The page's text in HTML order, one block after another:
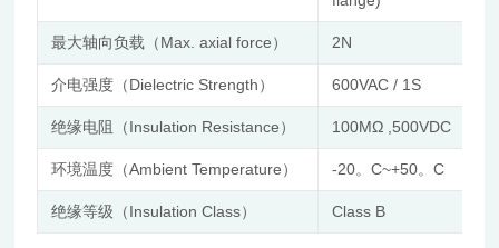
最大轴向负载（Max. axial force） 2N
介电强度（Dielectric Strength） 600VAC / 1S
绝缘电阻（Insulation Resistance） 100MΩ ,500VDC
环境温度（Ambient Temperature） -20。C~+50。C
绝缘等级（Insulation Class） Class B